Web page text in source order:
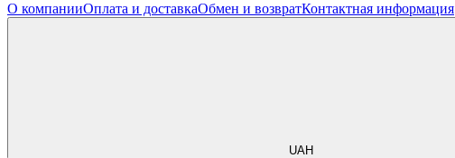
О компанииОплата и доставкаОбмен и возвратКонтактная информация
UAH